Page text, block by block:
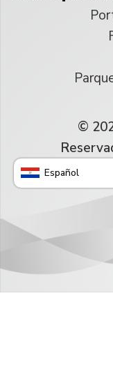
©
Español